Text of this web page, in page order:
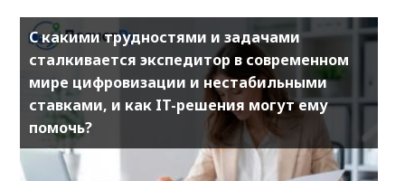
С какими трудностями и задачами
сталкивается экспедитор в современном
мире цифровизации и нестабильными
ставками, и как IT-решения могут ему
помочь?